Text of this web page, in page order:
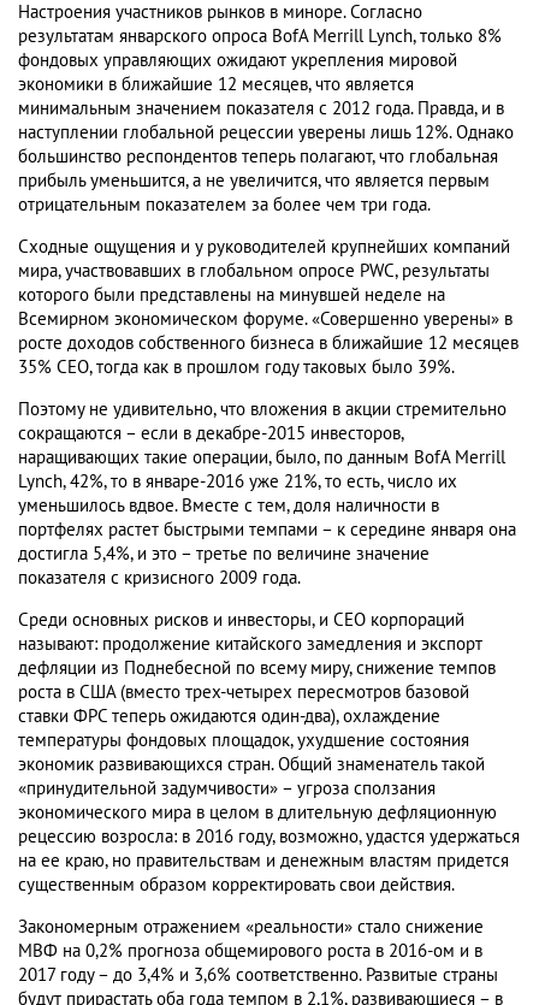
Настроения участников рынков в миноре. Согласно
результатам январского опроса BofA Merrill Lynch, только 8%
фондовых управляющих ожидают укрепления мировой
экономики в ближайшие 12 месяцев, что является
минимальным значением показателя с 2012 года. Правда, и в
наступлении глобальной рецессии уверены лишь 12%. Однако
большинство респондентов теперь полагают, что глобальная
прибыль уменьшится, а не увеличится, что является первым
отрицательным показателем за более чем три года.
Сходные ощущения и у руководителей крупнейших компаний
мира, участвовавших в глобальном опросе PWC, результаты
которого были представлены на минувшей неделе на
Всемирном экономическом форуме. «Совершенно уверены» в
росте доходов собственного бизнеса в ближайшие 12 месяцев
35% CEO, тогда как в прошлом году таковых было 39%.
Поэтому не удивительно, что вложения в акции стремительно
сокращаются – если в декабре-2015 инвесторов,
наращивающих такие операции, было, по данным BofA Merrill
Lynch, 42%, то в январе-2016 уже 21%, то есть, число их
уменьшилось вдвое. Вместе с тем, доля наличности в
портфелях растет быстрыми темпами – к середине января она
достигла 5,4%, и это – третье по величине значение
показателя с кризисного 2009 года.
Среди основных рисков и инвесторы, и CEO корпораций
называют: продолжение китайского замедления и экспорт
дефляции из Поднебесной по всему миру, снижение темпов
роста в США (вместо трех-четырех пересмотров базовой
ставки ФРС теперь ожидаются один-два), охлаждение
температуры фондовых площадок, ухудшение состояния
экономик развивающихся стран. Общий знаменатель такой
«принудительной задумчивости» – угроза сползания
экономического мира в целом в длительную дефляционную
рецессию возросла: в 2016 году, возможно, удастся удержаться
на ее краю, но правительствам и денежным властям придется
существенным образом корректировать свои действия.
Закономерным отражением «реальности» стало снижение
МВФ на 0,2% прогноза общемирового роста в 2016-ом и в
2017 году – до 3,4% и 3,6% соответственно. Развитые страны
будут прирастать оба года темпом в 2,1%, развивающиеся – в